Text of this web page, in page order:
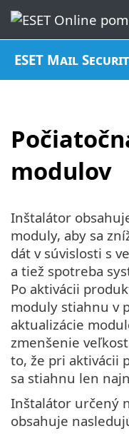
ESET Mail
modulov
Inštalátor
moduly, aby sa
dát v súvislosti s
a tiež spotreba
Po aktivácii
moduly stiahnu v
aktualizácie
zmenšenie
to, že pri aktivácii
sa stiahnu len
Inštalátor určený
obsahuje